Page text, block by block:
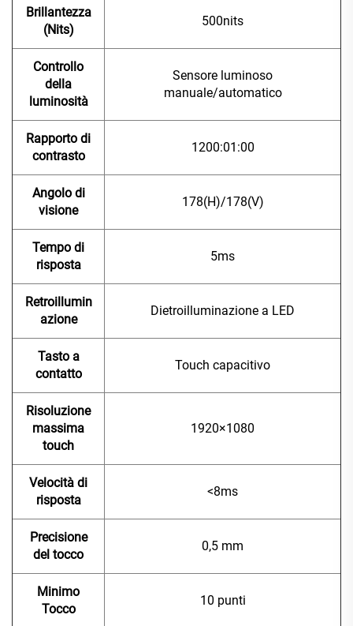
Brillantezza
(Nits)
500nits
Controllo
della
luminosità
Sensore luminoso
manuale/automatico
Rapporto di
contrasto
1200:01:00
Angolo di
visione
178(H)/178(V)
Tempo di
risposta
5ms
Retroillumin
azione
Dietroilluminazione a LED
Tasto a
contatto
Touch capacitivo
Risoluzione
massima
touch
1920×1080
Velocità di
risposta
<8ms
Precisione
del tocco
0,5 mm
Minimo
Tocco
10 punti